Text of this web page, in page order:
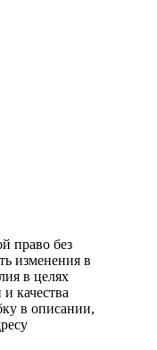
право без
изменения в
в целях
качества
в описании,